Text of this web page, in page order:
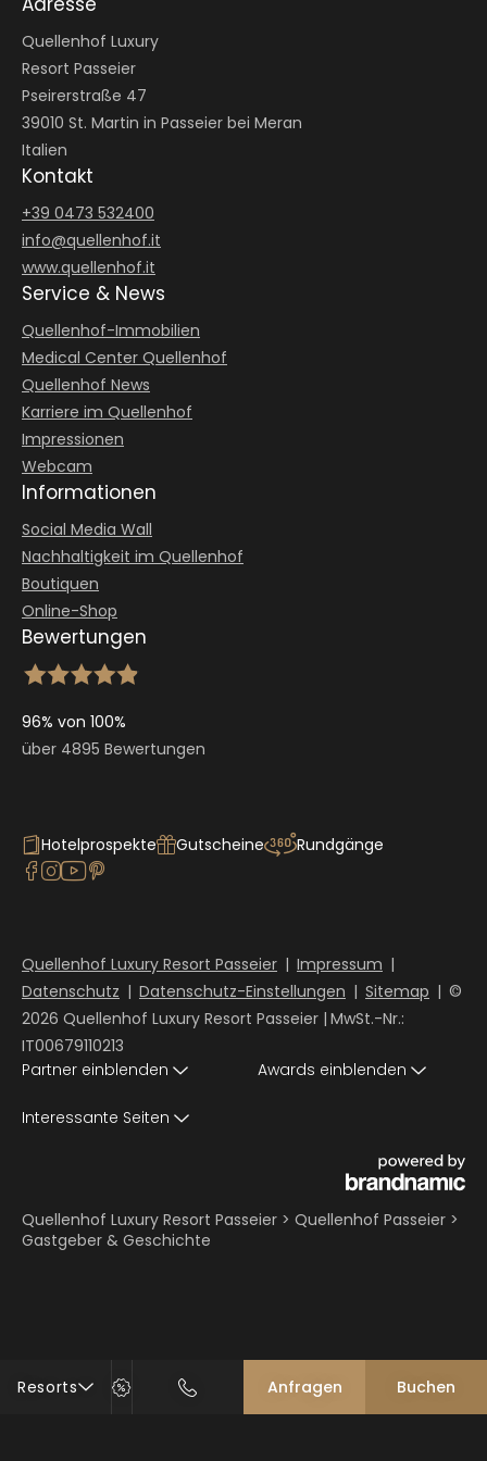
Resorts Anfragen Buchen
Quellenhof Luxury
Resort Passeier
Pseirerstraße 47
39010 St. Martin in Passeier bei Meran
Italien
Kontakt
+39 0473 532400
info@quellenhof.it
www.quellenhof.it
Service & News
Quellenhof-Immobilien
Medical Center Quellenhof
Quellenhof News
Karriere im Quellenhof
Impressionen
Webcam
Informationen
Social Media Wall
Nachhaltigkeit im Quellenhof
Boutiquen
Online-Shop
Bewertungen
96% von 100%
über 4895 Bewertungen
Hotelprospekte Gutscheine Rundgänge
Quellenhof Luxury Resort Passeier | Impressum |
Datenschutz | Datenschutz-Einstellungen | Sitemap | ©
2026 Quellenhof Luxury Resort Passeier | MwSt.-Nr.:
IT00679110213
Partner einblenden
Awards einblenden
Interessante Seiten
Quellenhof Luxury Resort Passeier > Quellenhof Passeier >
Gastgeber & Geschichte